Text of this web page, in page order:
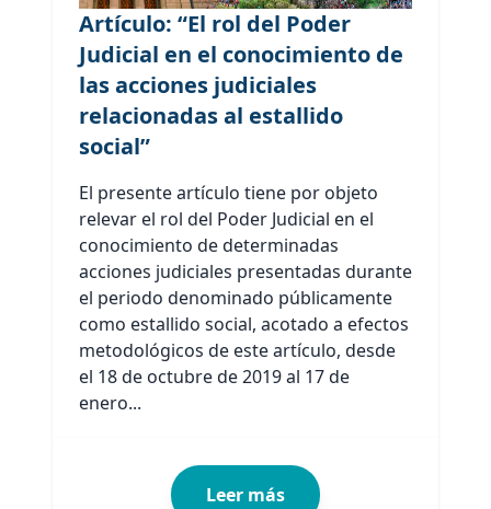
Artículo: “El rol del Poder
Judicial en el conocimiento de
las acciones judiciales
relacionadas al estallido
social”
El presente artículo tiene por objeto
relevar el rol del Poder Judicial en el
conocimiento de determinadas
acciones judiciales presentadas durante
el periodo denominado públicamente
como estallido social, acotado a efectos
metodológicos de este artículo, desde
el 18 de octubre de 2019 al 17 de
enero...
Leer más